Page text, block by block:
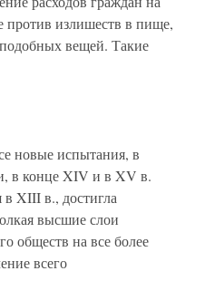
против излишеств в пище,
вещей. Такие
новые испытания, в
в конце XIV и в XV в.
XIII в., достигла
высшие слои
обществ на все более
всего